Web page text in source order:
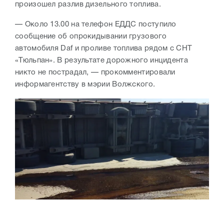
произошел разлив дизельного топлива.
— Около 13.00 на телефон ЕДДС поступило
сообщение об опрокидывании грузового
автомобиля Daf и проливе топлива рядом с СНТ
«Тюльпан». В результате дорожного инцидента
никто не пострадал, — прокомментировали
информагентству в мэрии Волжского.